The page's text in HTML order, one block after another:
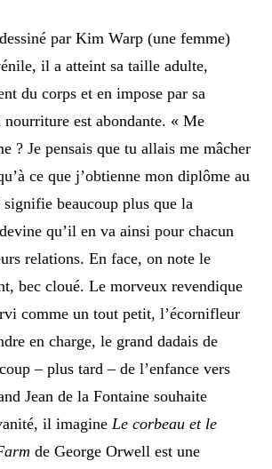
par Kim Warp (une femme)
il a atteint sa taille adulte,
du corps et en impose par sa
est abondante. « Me
? Je pensais que tu allais me mâcher
ce que j’obtienne mon diplôme au
beaucoup plus que la
qu’il en va ainsi pour chacun
relations. En face, on note le
bec cloué. Le morveux revendique
comme un tout petit, l’écornifleur
en charge, le grand dadais de
– plus tard – de l’enfance vers
Jean de la Fontaine souhaite
il imagine Le corbeau et le
de George Orwell est une